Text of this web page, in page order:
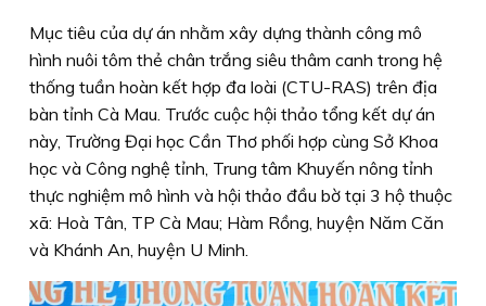
Mục tiêu của dự án nhằm xây dựng thành công mô
hình nuôi tôm thẻ chân trắng siêu thâm canh trong hệ
thống tuần hoàn kết hợp đa loài (CTU-RAS) trên địa
bàn tỉnh Cà Mau. Trước cuộc hội thảo tổng kết dự án
này, Trường Đại học Cần Thơ phối hợp cùng Sở Khoa
học và Công nghệ tỉnh, Trung tâm Khuyến nông tỉnh
thực nghiệm mô hình và hội thảo đầu bờ tại 3 hộ thuộc
xã: Hoà Tân, TP Cà Mau; Hàm Rồng, huyện Năm Căn
và Khánh An, huyện U Minh.